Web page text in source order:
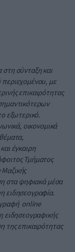
σύνταξη και
περιεχομένου, με
επικαιρότητας
εξωτερικό.
οικονομικά
έγκαιρη
Τμήματος
στα ψηφιακά μέσα
ειδησεογραφία.
online
ειδησεογραφικής
της επικαιρότητας